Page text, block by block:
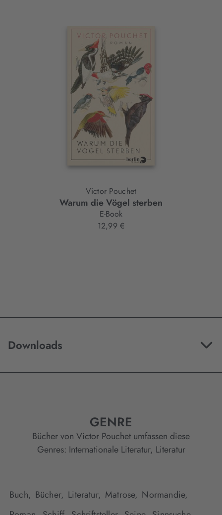
Interaktives
Victor Pouchet
Warum die Vögel sterben
E-Book
12,99 €
Downloads
GENRE
Bücher von Victor Pouchet umfassen diese
Genres: Internationale Literatur, Literatur
Buch, Bücher, Literatur, Matrose, Normandie,